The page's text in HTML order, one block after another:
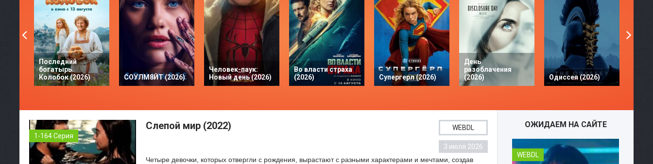
Последний
богатырь.
Колобок (2026)
СОУЛМ8ЙТ (2026)
Человек-паук:
Новый день (2026)
Во власти страха
(2026)
Супергерл (2026)
День
разоблачения
(2026)
Одиссея (2026)
1-164 Серия
Слепой мир (2022) WEBDL
3 июля 2026
Четыре девочки, которых отвергли с рождения, вырастают с разными характерами и мечтами, создав
ОЖИДАЕМ НА САЙТЕ
WEBDL